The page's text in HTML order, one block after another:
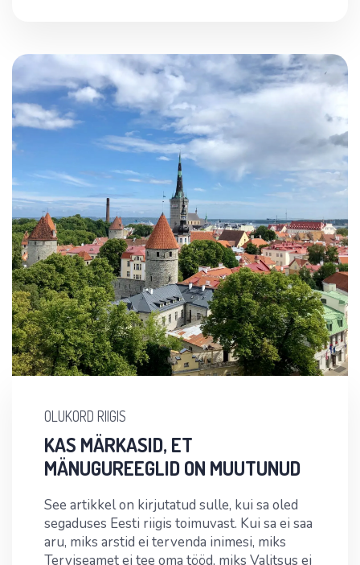
OLUKORD RIIGIS
KAS MÄRKASID, ET
MÄNUGUREEGLID ON MUUTUNUD
See artikkel on kirjutatud sulle, kui sa oled
segaduses Eesti riigis toimuvast. Kui sa ei saa
aru, miks arstid ei tervenda inimesi, miks
Terviseamet ei tee oma tööd, miks Valitsus ei